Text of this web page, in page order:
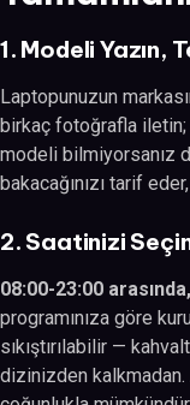
1. Modeli Yazın,
Laptopunuzun
birkaç fotoğrafla
modeli bilmiyorsanız
bakacağınızı tarif
2. Saatinizi
08:00-23:00
programınıza göre
sıkıştırılabilir —
dizinizden